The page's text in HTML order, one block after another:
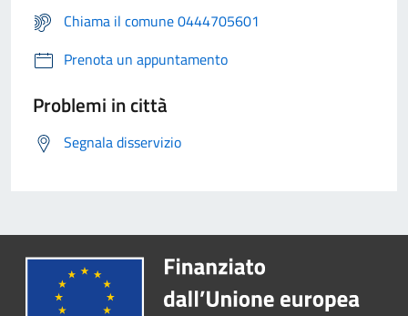
Chiama il comune 0444705601
Prenota un appuntamento
Problemi in città
Segnala disservizio